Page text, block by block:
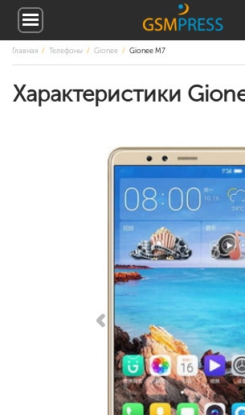
Главная Телефоны Gionee Gionee M7
Характеристики